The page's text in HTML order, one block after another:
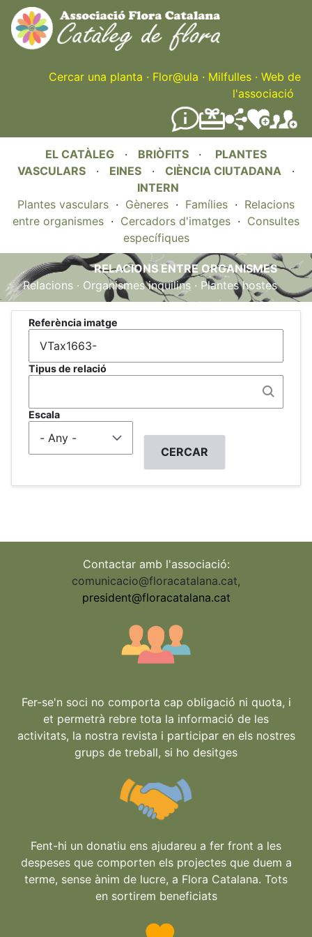
Skip
to
main
content
Cercar una planta · Flor@ula · Milfulles · Web de
l'associació
EL CATÀLEG · BRIÒFITS · PLANTES
VASCULARS · EINES · CIÈNCIA CIUTADANA ·
INTERN
Plantes vasculars · Gèneres · Famílies · Relacions
entre organismes · Cercadors d'imatges · Consultes
específiques
RELACIONS ENTRE ORGANISMES
Relacions · Organismes inquilins · Plantes hostes
Referència imatge
Tipus de relació
Escala
Contactar amb l'associació:
comunicacio@floracatalana.cat,
president@floracatalana.cat
Fer-se'n soci no comporta cap obligació ni quota, i
et permetrà rebre tota la informació de les
activitats, la nostra revista i participar en els nostres
grups de treball, si ho desitges
Fent-hi un donatiu ens ajudareu a fer front a les
despeses que comporten els projectes que duem a
terme, sense ànim de lucre, a Flora Catalana. Tots
en sortirem beneficiats